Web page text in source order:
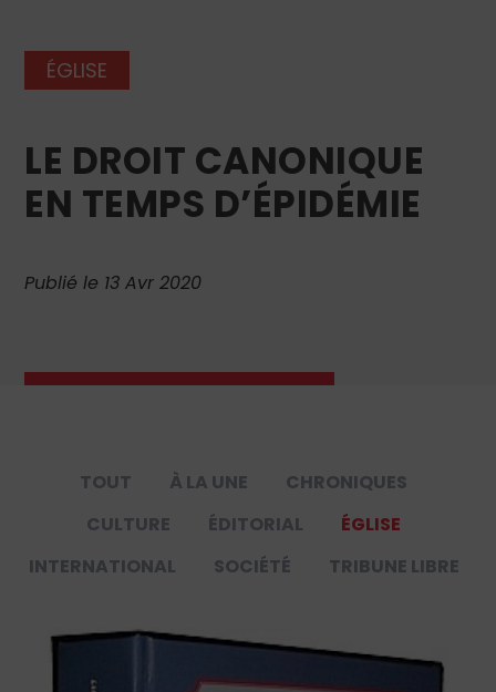
ÉGLISE
LE DROIT CANONIQUE
EN TEMPS D’ÉPIDÉMIE
Publié le 13 Avr 2020
TOUT À LA UNE
CHRONIQUES
CULTURE
ÉDITORIAL
ÉGLISE
INTERNATIONAL
SOCIÉTÉ TRIBUNE LIBRE